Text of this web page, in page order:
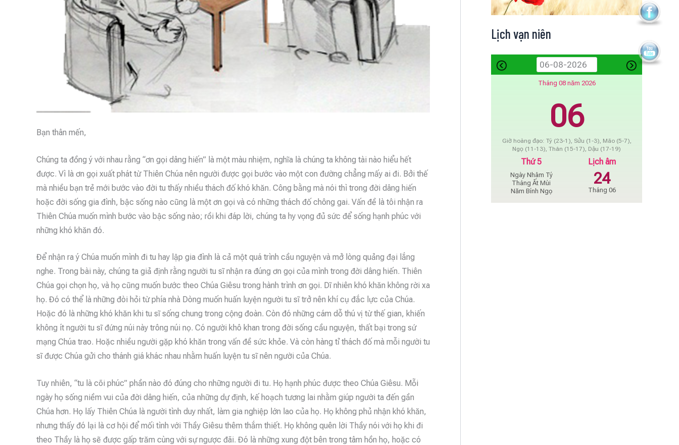
Bạn thân mến,
Chúng ta đồng ý với nhau rằng “ơn gọi dâng hiến” là một màu nhiệm, nghĩa là chúng ta không tài nào hiểu hết
được. Vì là ơn gọi xuất phát từ Thiên Chúa nên người được gọi bước vào một con đường chẳng mấy ai đi. Bởi thế
mà nhiều bạn trẻ mới bước vào đời tu thấy nhiều thách đố khó khăn. Công bằng mà nói thì trong đời dâng hiến
hoặc đời sống gia đình, bậc sống nào cũng là một ơn gọi và có những thách đố chông gai. Vấn đề là tôi nhận ra
Thiên Chúa muốn mình bước vào bậc sống nào; rồi khi đáp lời, chúng ta hy vọng đủ sức để sống hạnh phúc với
những khó khăn đó.
Để nhận ra ý Chúa muốn mình đi tu hay lập gia đình là cả một quá trình cầu nguyện và mở lòng quảng đại lắng
nghe. Trong bài này, chúng ta giả định rằng người tu sĩ nhận ra đúng ơn gọi của mình trong đời dâng hiến. Thiên
Chúa gọi chọn họ, và họ cũng muốn bước theo Chúa Giêsu trong hành trình ơn gọi. Dĩ nhiên khó khăn không rời xa
họ. Đó có thể là những đòi hỏi từ phía nhà Dòng muốn huấn luyện người tu sĩ trở nên khí cụ đắc lực của Chúa.
Hoặc đó là những khó khăn khi tu sĩ sống chung trong cộng đoàn. Còn đó những cám dỗ thú vị từ thế gian, khiến
không ít người tu sĩ đứng núi này trông núi nọ. Có người khô khan trong đời sống cầu nguyện, thất bại trong sứ
mạng Chúa trao. Hoặc nhiều người gặp khó khăn trong vấn đề sức khỏe. Và còn hàng tỉ thách đố mà mỗi người tu
sĩ được Chúa gửi cho thánh giá khác nhau nhằm huấn luyện tu sĩ nên người của Chúa.
Tuy nhiên, “tu là cõi phúc” phần nào đó đúng cho những người đi tu. Họ hạnh phúc được theo Chúa Giêsu. Mỗi
ngày họ sống niềm vui của đời dâng hiến, của những dự định, kế hoạch tương lai nhằm giúp người ta đến gần
Chúa hơn. Họ lấy Thiên Chúa là người tình duy nhất, làm gia nghiệp lớn lao của họ. Họ không phủ nhận khó khăn,
nhưng thấy đó lại là cơ hội để mối tình với Thầy Giêsu thêm thắm thiết. Họ không quên lời Thầy nói với họ khi đi
theo Thầy là họ sẽ được gấp trăm cùng với sự ngược đãi. Đó là những xung đột bên trong tâm hồn họ, hoặc có
Lịch vạn niên
Tháng 08 năm 2026
06
Giờ hoàng đạo: Tý (23-1), Sửu (1-3), Mão (5-7),
Ngọ (11-13), Thân (15-17), Dậu (17-19)
Thứ 5
Ngày Nhâm Tý
Tháng Ất Mùi
Năm Bính Ngọ
Lịch âm
24
Tháng 06